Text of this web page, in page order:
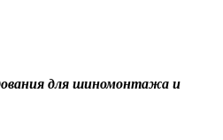
для шиномонтажа и